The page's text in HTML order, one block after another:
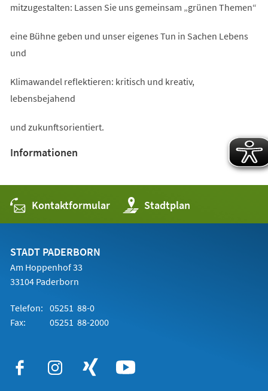
mitzugestalten: Lassen Sie uns gemeinsam „grünen Themen“
eine Bühne geben und unser eigenes Tun in Sachen Lebens
und
Klimawandel reflektieren: kritisch und kreativ,
lebensbejahend
und zukunftsorientiert.
Informationen
Kontaktformular Stadtplan
(Öffnet
in
einem
STADT PADERBORN
Am Hoppenhof 33
33104 Paderborn
Telefon: 05251 88-0
Fax:
05251 88-2000